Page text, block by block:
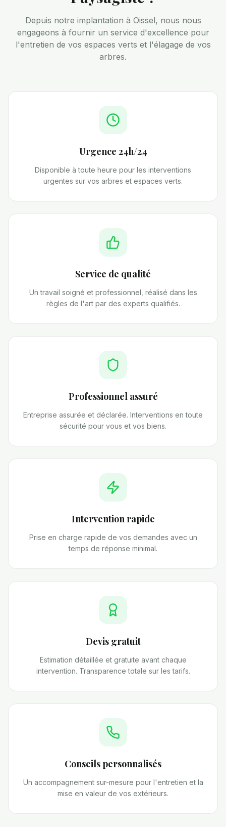
Depuis notre implantation à Oissel, nous nous
engageons à fournir un service d'excellence pour
l'entretien de vos espaces verts et l'élagage de vos
arbres.
Urgence 24h/24
Disponible à toute heure pour les interventions
urgentes sur vos arbres et espaces verts.
Service de qualité
Un travail soigné et professionnel, réalisé dans les
règles de l'art par des experts qualifiés.
Professionnel assuré
Entreprise assurée et déclarée. Interventions en toute
sécurité pour vous et vos biens.
Intervention rapide
Prise en charge rapide de vos demandes avec un
temps de réponse minimal.
Devis gratuit
Estimation détaillée et gratuite avant chaque
intervention. Transparence totale sur les tarifs.
Conseils personnalisés
Un accompagnement sur-mesure pour l'entretien et la
mise en valeur de vos extérieurs.